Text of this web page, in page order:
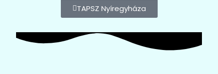
TAPSZ Nyíregyháza